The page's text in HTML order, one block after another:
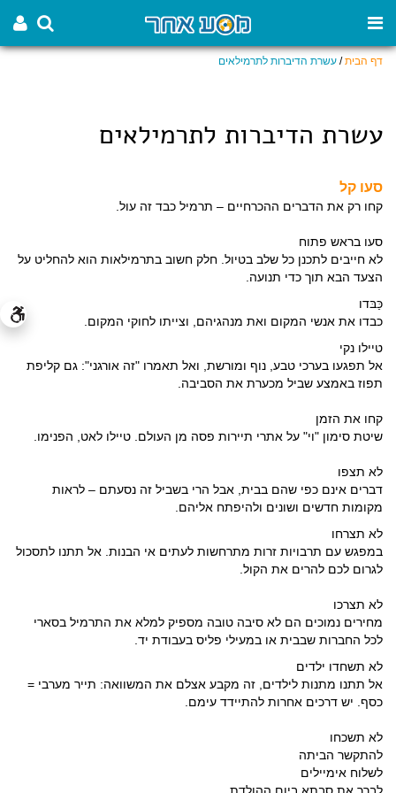
דף הבית/ עשרת הדיברות לתרמילאים
עשרת הדיברות לתרמילאים
סעו קל
קחו רק את הדברים ההכרחיים – תרמיל כבד זה עול.
סעו בראש פתוח
לא חייבים לתכנן כל שלב בטיול. חלק חשוב בתרמילאות הוא להחליט על
הצעד הבא תוך כדי תנועה.
כַּבּדו
כבדו את אנשי המקום ואת מנהגיהם, וצייתו לחוקי המקום.
טיילו נקי
אל תפגעו בערכי טבע, נוף ומורשת, ואל תאמרו "זה אורגני": גם קליפת
תפוז באמצע שביל מכערת את הסביבה.
קחו את הזמן
שיטת סימון "וי" על אתרי תיירות פסה מן העולם. טיילו לאט, הפנימו.
לא תצפו
דברים אינם כפי שהם בבית, אבל הרי בשביל זה נסעתם – לראות
מקומות חדשים ושונים ולהיפתח אליהם.
לא תצרחו
במפגש עם תרבויות זרות מתרחשות לעתים אי הבנות. אל תתנו לתסכול
לגרום לכם להרים את הקול.
לא תצרכו
מחירים נמוכים הם לא סיבה טובה מספיק למלא את התרמיל בסארי
לכל החברות שבבית או במעילי פליס בעבודת יד.
לא תשחדו ילדים
אל תתנו מתנות לילדים, זה מקבע אצלם את המשוואה: תייר מערבי =
כסף. יש דרכים אחרות להתיידד עימם.
לא תשכחו
להתקשר הביתה
לשלוח אימיילים